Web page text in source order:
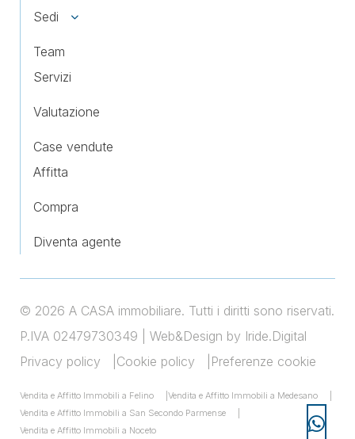
Sedi
Team
Servizi
Valutazione
Case vendute
Affitta
Compra
Diventa agente
© 2026 A CASA immobiliare. Tutti i diritti sono riservati.
P.IVA 02479730349 | Web&Design by Iride.Digital
Privacy policy
Cookie policy Preferenze cookie
Vendita e Affitto Immobili a Felino
Vendita e Affitto Immobili a Medesano
Vendita e Affitto Immobili a San Secondo Parmense
Vendita e Affitto Immobili a Noceto